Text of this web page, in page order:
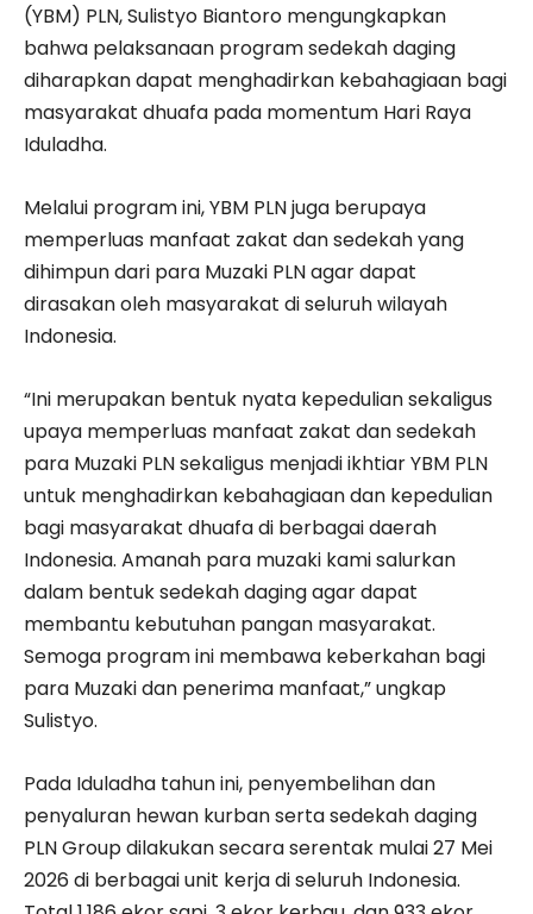
(YBM) PLN, Sulistyo Biantoro mengungkapkan
bahwa pelaksanaan program sedekah daging
diharapkan dapat menghadirkan kebahagiaan bagi
masyarakat dhuafa pada momentum Hari Raya
Iduladha.
Melalui program ini, YBM PLN juga berupaya
memperluas manfaat zakat dan sedekah yang
dihimpun dari para Muzaki PLN agar dapat
dirasakan oleh masyarakat di seluruh wilayah
Indonesia.
“Ini merupakan bentuk nyata kepedulian sekaligus
upaya memperluas manfaat zakat dan sedekah
para Muzaki PLN sekaligus menjadi ikhtiar YBM PLN
untuk menghadirkan kebahagiaan dan kepedulian
bagi masyarakat dhuafa di berbagai daerah
Indonesia. Amanah para muzaki kami salurkan
dalam bentuk sedekah daging agar dapat
membantu kebutuhan pangan masyarakat.
Semoga program ini membawa keberkahan bagi
para Muzaki dan penerima manfaat,” ungkap
Sulistyo.
Pada Iduladha tahun ini, penyembelihan dan
penyaluran hewan kurban serta sedekah daging
PLN Group dilakukan secara serentak mulai 27 Mei
2026 di berbagai unit kerja di seluruh Indonesia.